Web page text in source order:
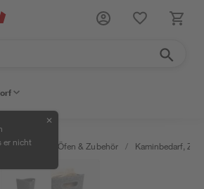
er nicht
✕
/ Kamine, Öfen & Zubehör / Kaminbedarf,